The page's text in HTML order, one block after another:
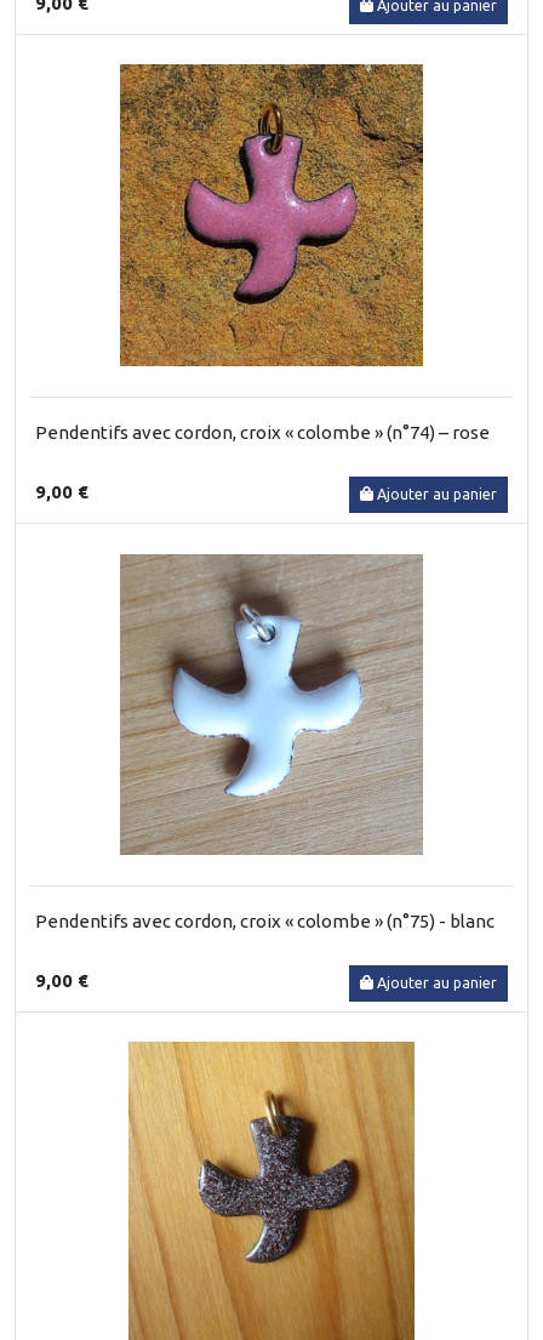
Ajouter au panier
Pendentifs avec cordon, croix « colombe » (n°74) – rose
9,00 € Ajouter au panier
Pendentifs avec cordon, croix « colombe » (n°75) - blanc
9,00 € Ajouter au panier